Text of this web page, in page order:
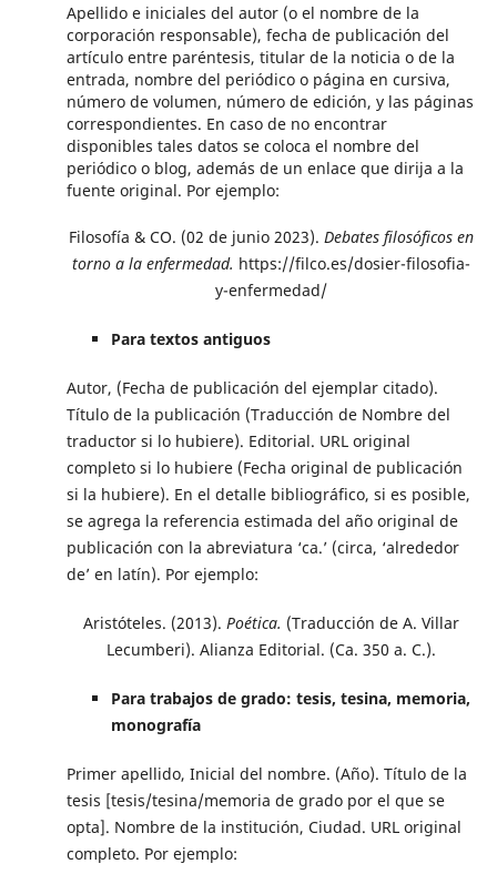
Apellido e iniciales del autor (o el nombre de la
corporación responsable), fecha de publicación del
artículo entre paréntesis, titular de la noticia o de la
entrada, nombre del periódico o página en cursiva,
número de volumen, número de edición, y las páginas
correspondientes. En caso de no encontrar
disponibles tales datos se coloca el nombre del
periódico o blog, además de un enlace que dirija a la
fuente original. Por ejemplo:
Filosofía & CO. (02 de junio 2023). Debates filosóficos en
torno a la enfermedad. https://filco.es/dosier-filosofia-
y-enfermedad/
Para textos antiguos
Autor, (Fecha de publicación del ejemplar citado).
Título de la publicación (Traducción de Nombre del
traductor si lo hubiere). Editorial. URL original
completo si lo hubiere (Fecha original de publicación
si la hubiere). En el detalle bibliográfico, si es posible,
se agrega la referencia estimada del año original de
publicación con la abreviatura ‘ca.’ (circa, ‘alrededor
de’ en latín). Por ejemplo:
Aristóteles. (2013). Poética. (Traducción de A. Villar
Lecumberi). Alianza Editorial. (Ca. 350 a. C.).
Para trabajos de grado: tesis, tesina, memoria,
monografía
Primer apellido, Inicial del nombre. (Año). Título de la
tesis [tesis/tesina/memoria de grado por el que se
opta]. Nombre de la institución, Ciudad. URL original
completo. Por ejemplo: